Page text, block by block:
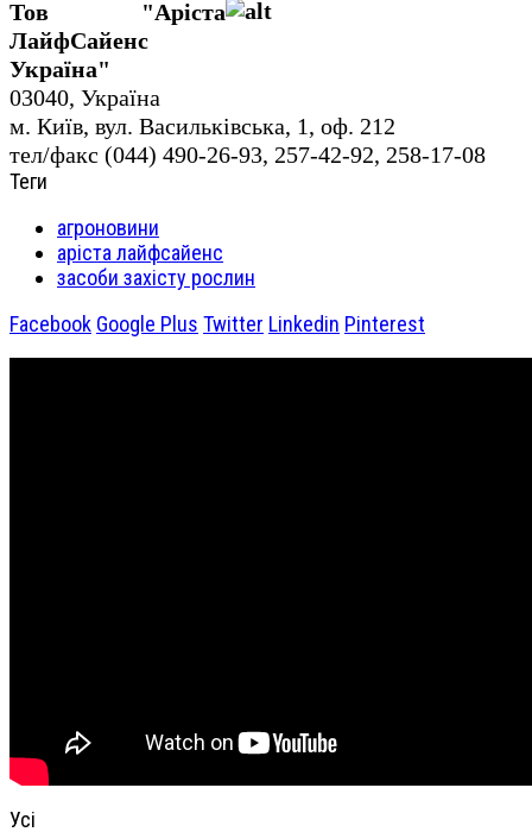
Тов "Аріста
ЛайфСайенс
Україна"
03040, Україна
м. Київ, вул. Васильківська, 1, оф. 212
тел/факс (044) 490-26-93, 257-42-92, 258-17-08
Теги
агроновини
аріста лайфсайенс
засоби захісту рослин
Facebook Google Plus Twitter Linkedin Pinterest
Усі